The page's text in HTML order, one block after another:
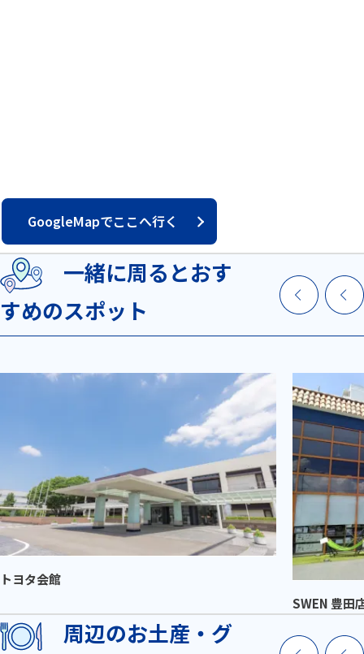
GoogleMapでここへ行く
一緒に周るとおす
すめのスポット
トヨタ会館
SWEN 豊田
周辺のお土産・グ